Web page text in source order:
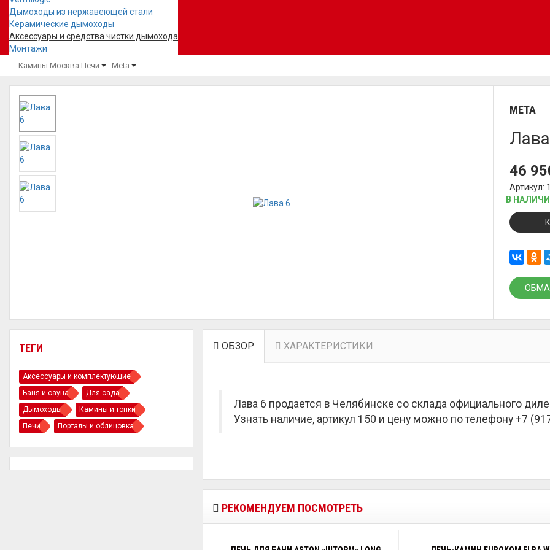
Дымоходы из нержавеющей стали
Керамические дымоходы
Аксессуары и средства чистки дымохода
Монтажи
Камины Москва Печи Meta
META
46
Артикул:
В
ТЕГИ
Аксессуары и комплектующие
Баня и сауна
Для сада
Дымоходы
Камины и топки
Печи
Порталы и облицовка
ОБЗОР ХАРАКТЕРИСТИКИ
Лава 6 продается в Челябинске со склада официального
Узнать наличие, артикул 150 и цену можно по телефону +7
РЕКОМЕНДУЕМ ПОСМОТРЕТЬ